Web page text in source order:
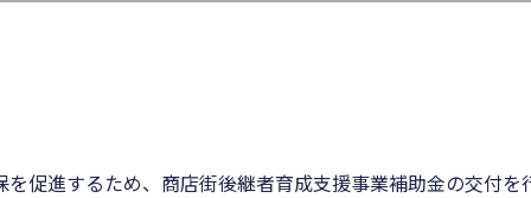
促進するため、商店街後継者育成支援事業補助金の交付を